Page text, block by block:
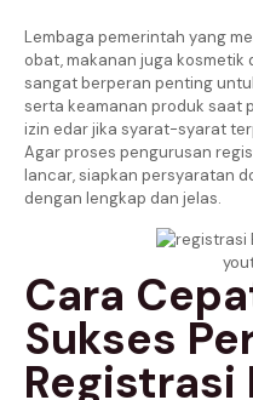
Lembaga pemerintah yang
obat, makanan juga kosmetik
sangat berperan penting
serta keamanan produk saat
izin edar jika syarat-syarat
Agar proses pengurusan
lancar, siapkan persyaratan
dengan lengkap dan jelas.
Cara
Sukses
Registrasi